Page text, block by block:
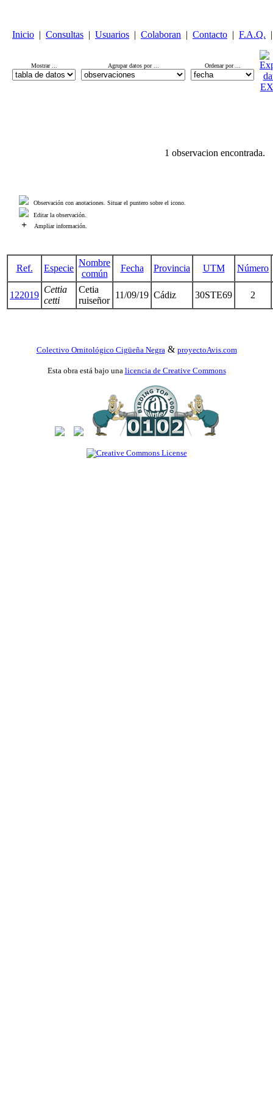
Inicio | Consultas | Usuarios | Colaboran | Contacto | F.A.Q. |
Mostrar ... Agrupar datos por ... Ordenar por ...
1 observacion encontrada.
Observación con anotaciones. Situar el puntero sobre el icono.
Editar la observación.
+ Ampliar información.
Ref. Especie
Nombre
común
Fecha Provincia UTM Número
122019
Cettia
cetti
Cetia
ruiseñor
11/09/19 Cádiz 30STE69 2
Colectivo Ornitológico Cigüeña Negra & proyectoAvis.com
Esta obra está bajo una licencia de Creative Commons